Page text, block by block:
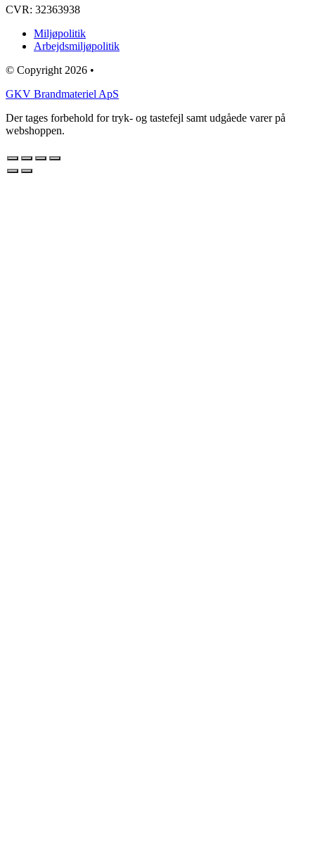
CVR: 32363938
Miljøpolitik
Arbejdsmiljøpolitik
© Copyright 2026 •
GKV Brandmateriel ApS
Der tages forbehold for tryk- og tastefejl samt udgåede varer på
webshoppen.